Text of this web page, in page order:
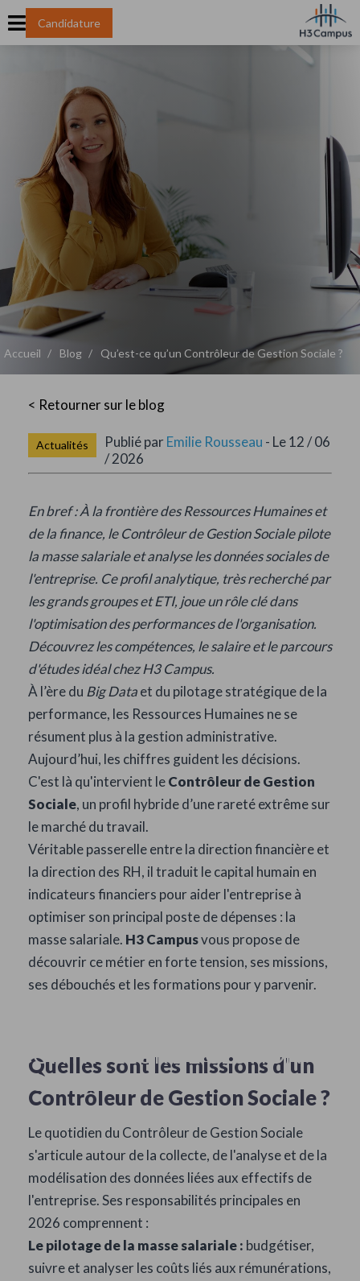
Candidature
CONTRÔLEUR DE GESTION
SOCIALE ?
Accueil Blog Qu’est-ce qu’un Contrôleur de Gestion Sociale ?
< Retourner sur le blog
Actualités Publié parEmilie Rousseau - Le 12 / 06
/ 2026
En bref : À la frontière des Ressources Humaines et
de la finance, le Contrôleur de Gestion Sociale pilote
la masse salariale et analyse les données sociales de
l'entreprise. Ce profil analytique, très recherché par
les grands groupes et ETI, joue un rôle clé dans
l'optimisation des performances de l'organisation.
Découvrez les compétences, le salaire et le parcours
d'études idéal chez H3 Campus.
À l’ère du Big Dataet du pilotage stratégique de la
performance, les Ressources Humaines ne se
résument plus à la gestion administrative.
Aujourd’hui, les chiffres guident les décisions.
C'est là qu'intervient leContrôleur de Gestion
Sociale, un profil hybride d’une rareté extrême sur
le marché du travail.
Véritable passerelle entre la direction financière et
la direction des RH, il traduit le capital humain en
indicateurs financiers pour aider l'entreprise à
optimiser son principal poste de dépenses : la
masse salariale. H3 Campusvous propose de
découvrir ce métier en forte tension, ses missions,
ses débouchés et les formations pour y parvenir.
Quelles sont les missions d'un
Contrôleur de Gestion Sociale ?
Le quotidien du Contrôleur de Gestion Sociale
s'articule autour de la collecte, de l'analyse et de la
modélisation des données liées aux effectifs de
l'entreprise. Ses responsabilités principales en
2026 comprennent :
Le pilotage de la masse salariale : budgétiser,
suivre et analyser les coûts liés aux rémunérations,